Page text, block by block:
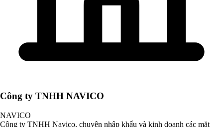
Công ty TNHH NAVICO
NAVICO
Công ty TNHH Navico, chuyên nhập khẩu và kinh doanh các mặt